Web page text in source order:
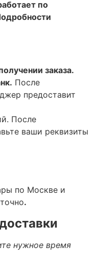
по
заказа.
После
предоставит
После
ваши реквизиты
по Москве и
.
нужное время